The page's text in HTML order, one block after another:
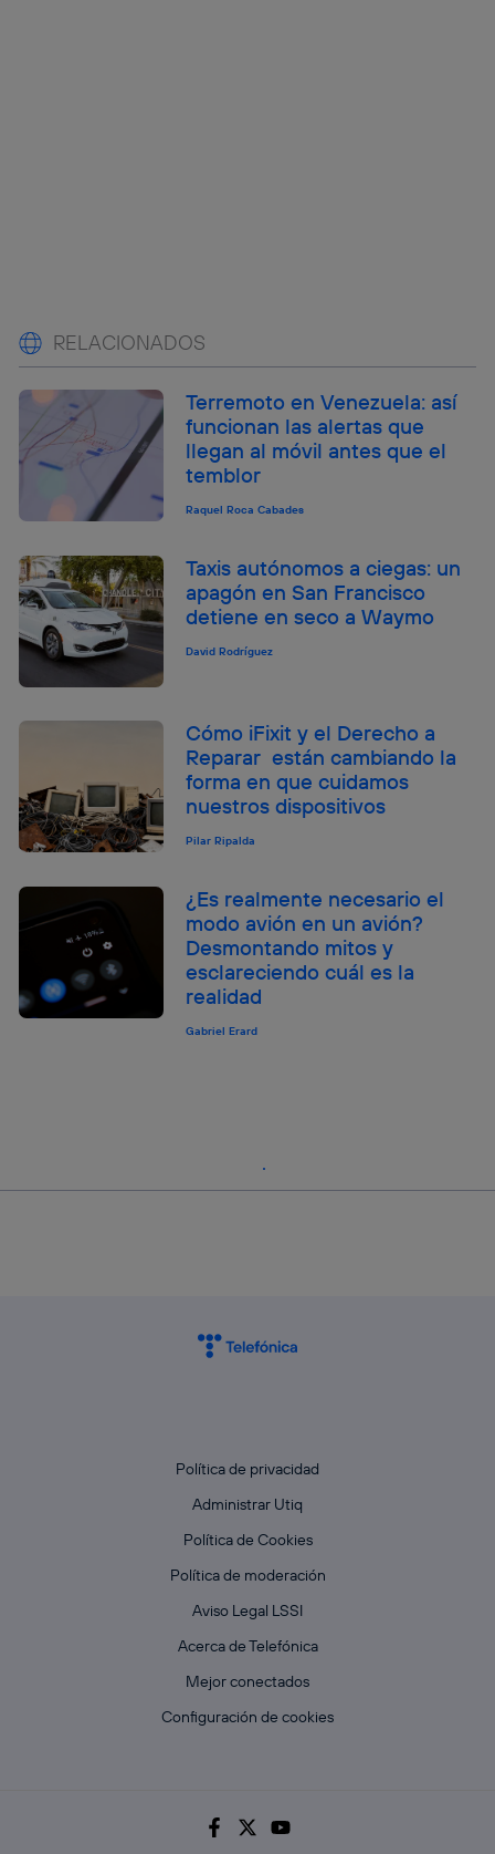
RELACIONADOS
Terremoto en Venezuela: así
funcionan las alertas que
llegan al móvil antes que el
temblor
Raquel Roca Cabades
Taxis autónomos a ciegas: un
apagón en San Francisco
detiene en seco a Waymo
David Rodríguez
Cómo iFixit y el Derecho a
Reparar están cambiando la
forma en que cuidamos
nuestros dispositivos
Pilar Ripalda
¿Es realmente necesario el
modo avión en un avión?
Desmontando mitos y
esclareciendo cuál es la
realidad
Gabriel Erard
Política de privacidad
Administrar Utiq
Política de Cookies
Política de moderación
Aviso Legal LSSI
Acerca de Telefónica
Mejor conectados
Configuración de cookies